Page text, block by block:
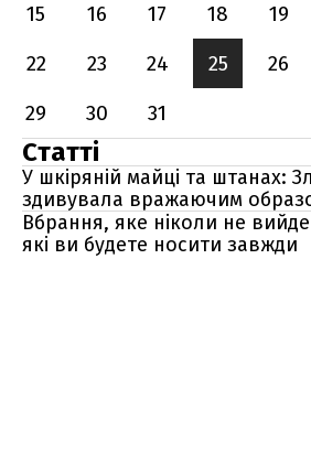
15
16 17 18 19
22
23 24 25 26
29
30 31
Статті
У шкіряній майці та штанах:
здивувала вражаючим
Вбрання, яке ніколи не
які ви будете носити завжди